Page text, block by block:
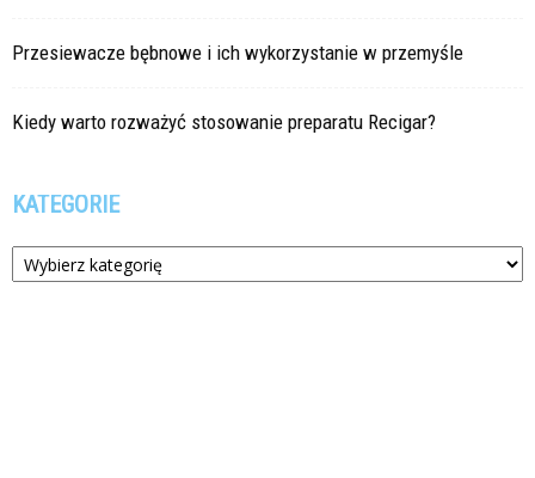
Przesiewacze bębnowe i ich wykorzystanie w przemyśle
Kiedy warto rozważyć stosowanie preparatu Recigar?
KATEGORIE
Kategorie